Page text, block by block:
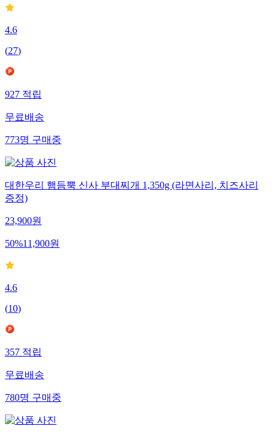
4.6
(27)
927 적립
무료배송
773명 구매중
대한우리 햄듬뿍 신사 부대찌개 1,350g (라면사리, 치즈사리
증정)
23,900원
50%11,900원
4.6
(10)
357 적립
무료배송
780명 구매중